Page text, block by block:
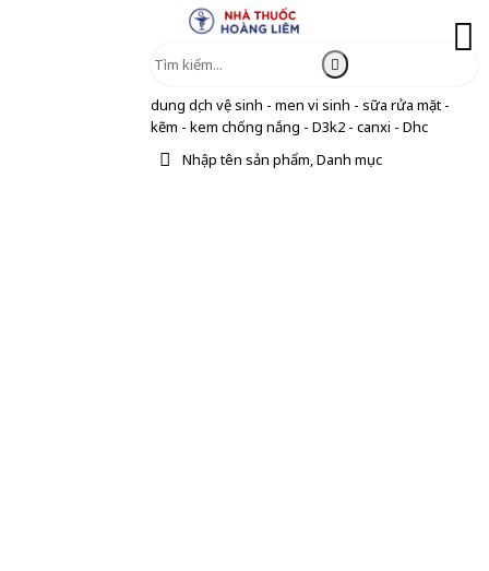
dung dịch vệ sinh - men vi sinh - sữa rửa mặt -
kẽm - kem chống nắng - D3k2 - canxi - Dhc
Nhập tên sản phẩm, Danh mục